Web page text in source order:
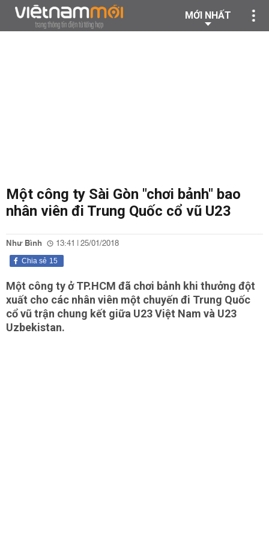
MỚI NHẤT
Một công ty Sài Gòn "chơi bảnh" bao
nhân viên đi Trung Quốc cổ vũ U23
Như Bình 13:41 | 25/01/2018
15
Chia sẻ
Một công ty ở TP.HCM đã chơi bảnh khi thưởng đột
xuất cho các nhân viên một chuyến đi Trung Quốc
cổ vũ trận chung kết giữa U23 Việt Nam và U23
Uzbekistan.